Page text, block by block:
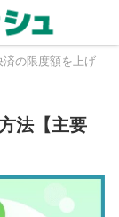
済の限度額を上げ
法【主要